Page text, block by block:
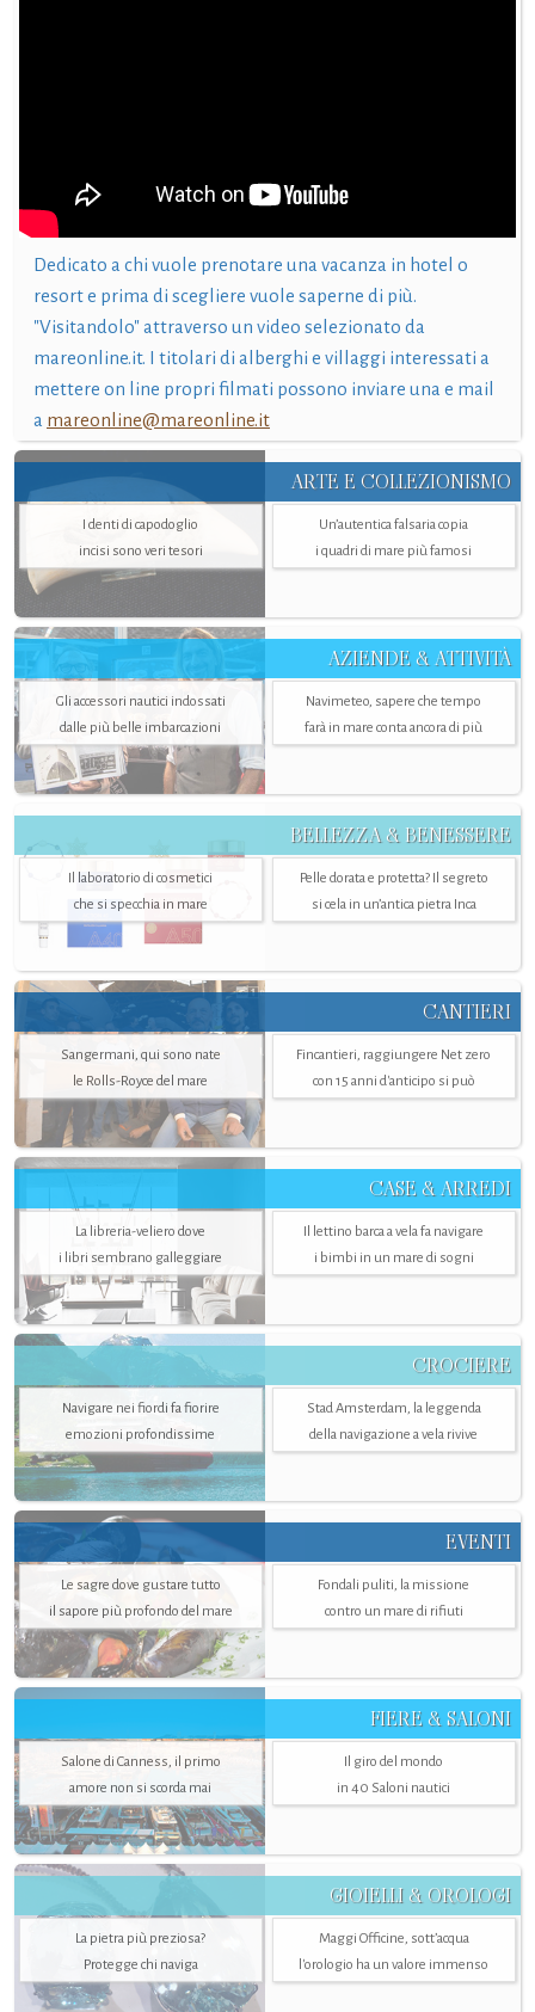
Dedicato a chi vuole prenotare una vacanza in hotel o
resort e prima di scegliere vuole saperne di più.
"Visitandolo" attraverso un video selezionato da
mareonline.it. I titolari di alberghi e villaggi interessati a
mettere on line propri filmati possono inviare una e mail
a mareonline@mareonline.it
ARTE E COLLEZIONISMO
I denti di capodoglio
incisi sono veri tesori
Un’autentica falsaria copia
i quadri di mare più famosi
AZIENDE & ATTIVITÀ
Gli accessori nautici indossati
dalle più belle imbarcazioni
Navimeteo, sapere che tempo
farà in mare conta ancora di più
BELLEZZA & BENESSERE
Il laboratorio di cosmetici
che si specchia in mare
Pelle dorata e protetta? Il segreto
si cela in un’antica pietra Inca
CANTIERI
Sangermani, qui sono nate
le Rolls-Royce del mare
Fincantieri, raggiungere Net zero
con 15 anni d'anticipo si può
CASE & ARREDI
La libreria-veliero dove
i libri sembrano galleggiare
Il lettino barca a vela fa navigare
i bimbi in un mare di sogni
CROCIERE
Navigare nei fiordi fa fiorire
emozioni profondissime
Stad Amsterdam, la leggenda
della navigazione a vela rivive
EVENTI
Le sagre dove gustare tutto
il sapore più profondo del mare
Fondali puliti, la missione
contro un mare di rifiuti
FIERE & SALONI
Salone di Canness, il primo
amore non si scorda mai
Il giro del mondo
in 40 Saloni nautici
GIOIELLI & OROLOGI
La pietra più preziosa?
Protegge chi naviga
Maggi Officine, sott’acqua
l'orologio ha un valore immenso